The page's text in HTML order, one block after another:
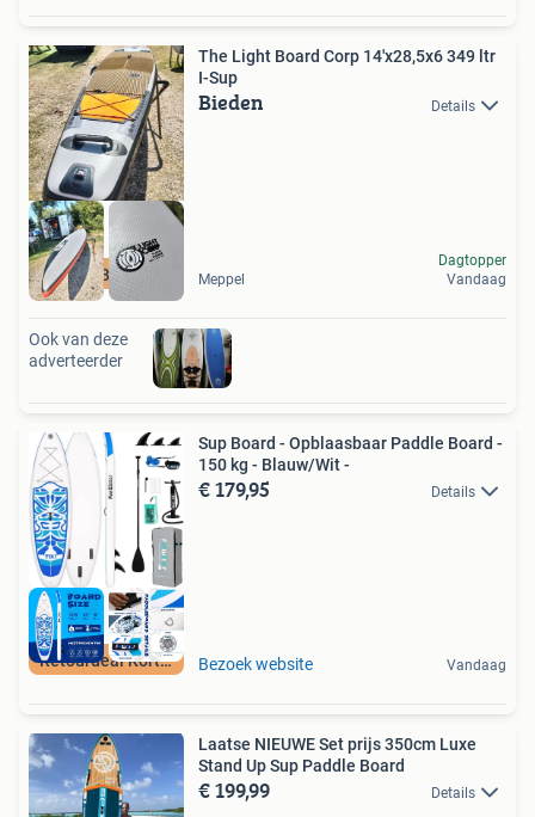
The Light Board Corp 14'x28,5x6 349 ltr
I-Sup
Bieden Details
Meppel
Dagtopper
Vandaag
Ook van deze
adverteerder
Retourdeal Korting
Sup Board - Opblaasbaar Paddle Board -
150 kg - Blauw/Wit -
€ 179,95 Details
Bezoek website Vandaag
Laatse NIEUWE Set prijs 350cm Luxe
Stand Up Sup Paddle Board
€ 199,99 Details